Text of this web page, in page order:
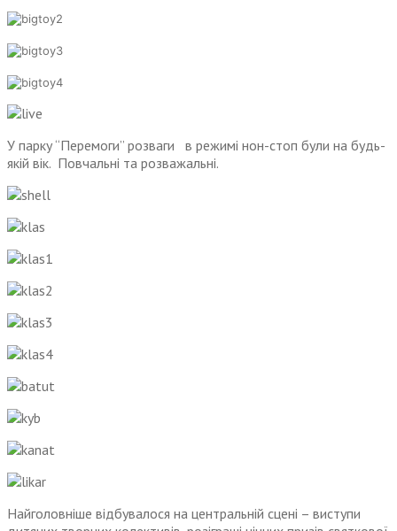
У парку “Перемоги” розваги в режимі нон-стоп були на будь-
якій вік. Повчальні та розважальні.
Найголовніше відбувалося на центральній сцені – виступи